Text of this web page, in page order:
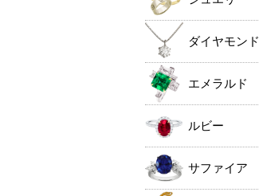
ダイヤモンド
エメラルド
ルビー
サファイア